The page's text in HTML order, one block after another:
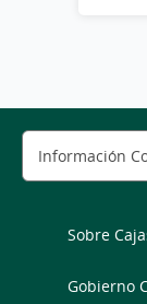
Sobre
Gobierno